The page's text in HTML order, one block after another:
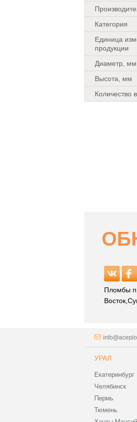
Категория
Единица
продукции
Диаметр, мм
Высота, мм
Количество
Пломбы
УРАЛ
Екатеринбург
Челябинск
Пермь
Тюмень